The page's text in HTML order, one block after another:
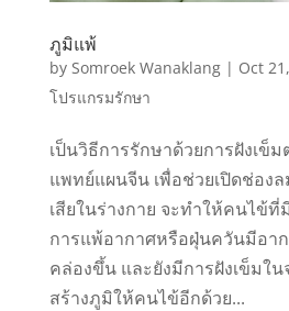
ภูมิแพ้
by Somroek Wanaklang| Oct
โปรแกรมรักษา
เป็นวิธีการรักษาด้วยการฝังเข็
แพทย์แผนจีน เพื่อช่วยเปิดช่อง
เสียในร่างกาย จะทำให้คนไข้
การแพ้อากาศหรือฝุ่นควันมีอาก
คล่องขึ้น และยังมีการฝังเข็มใน
สร้างภูมิให้คนไข้อีกด้วย...